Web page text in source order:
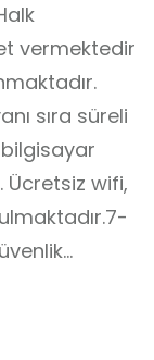
vermektedir
sıra süreli
Ücretsiz wifi,
işbirliği